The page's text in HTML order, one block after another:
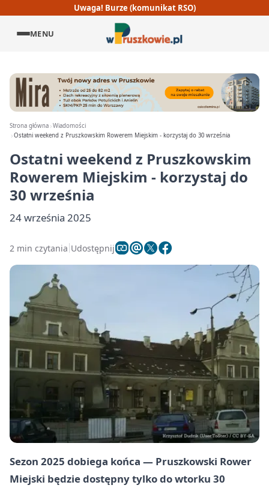
Uwaga! Burze (komunikat RSO)
MENU
Strona główna Wiadomości
Ostatni weekend z Pruszkowskim Rowerem Miejskim - korzystaj do 30 września
Ostatni weekend z Pruszkowskim
Rowerem Miejskim - korzystaj do
30 września
24 września 2025
2 min czytania Udostępnij
Sezon 2025 dobiega końca — Pruszkowski Rower
Miejski będzie dostępny tylko do wtorku 30